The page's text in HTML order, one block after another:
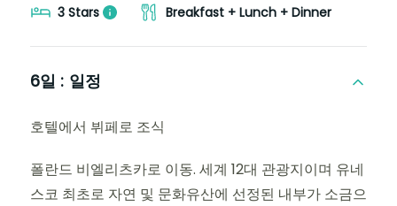
3 Stars Breakfast + Lunch + Dinner
6일 : 일정
호텔에서 뷔페로 조식
폴란드 비엘리츠카로 이동. 세계 12대 관광지이며 유네
스코 최초로 자연 및 문화유산에 선정된 내부가 소금으